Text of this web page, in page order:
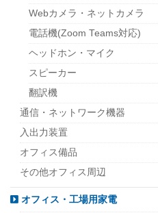
Webカメラ・ネットカメラ
電話機(Zoom Teams対応)
ヘッドホン・マイク
スピーカー
翻訳機
通信・ネットワーク機器
入出力装置
オフィス備品
その他オフィス周辺
オフィス・工場用家電